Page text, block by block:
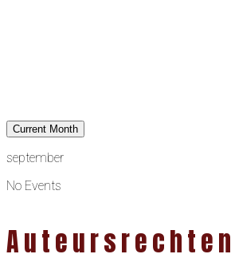
Current Month
september
No Events
Auteursrechten